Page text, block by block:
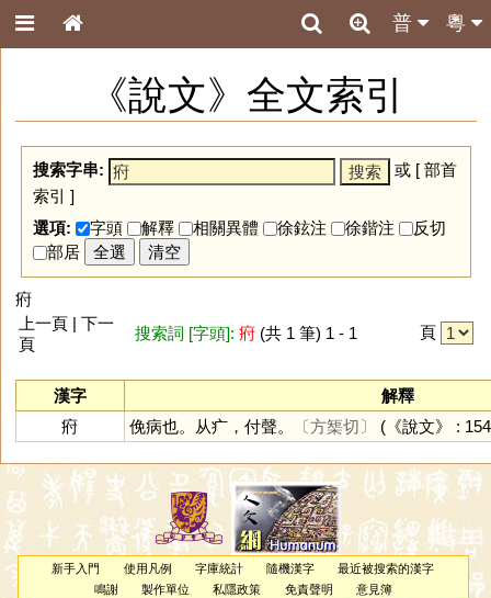
粵
普
《說文》全文索引
搜索字串: 或 [ 部首
索引 ]
選項:
字頭 解釋 相關異體 徐鉉注 徐鍇注
反切
部居
全選 清空
㾈
上一頁 | 下一
頁
搜索詞 [字頭]: 㾈(共 1 筆) 1 - 1 頁
漢字
解釋
㾈
俛病也。从疒，付聲。 〔方榘切〕 (《說文》 :
新手入門 使用凡例 字庫統計 隨機漢字
最近被搜索的漢字
鳴謝
製作單位 私隱政策 免責聲明 意見簿